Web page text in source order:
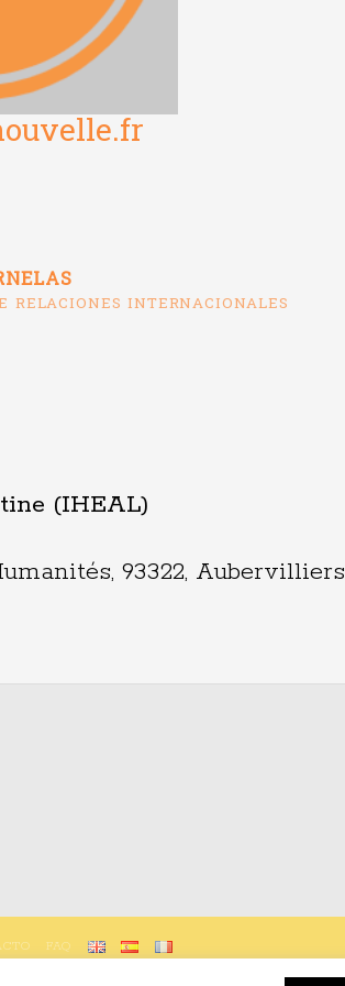
RELACIONES INTERNACIONALES
(IHEAL)
93322, Aubervilliers
FAQ